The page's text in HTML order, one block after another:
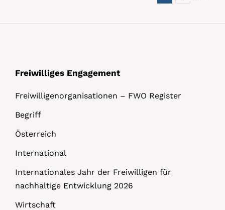
Freiwilliges Engagement
Freiwilligenorganisationen – FWO Register
Begriff
Österreich
International
Internationales Jahr der Freiwilligen für
nachhaltige Entwicklung 2026
Wirtschaft